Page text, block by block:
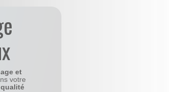
et
votre